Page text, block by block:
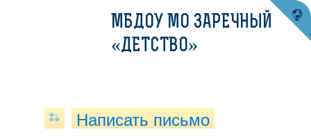
МБДОУ МО ЗАРЕЧНЫЙ
«ДЕТСТВО»
Написать письмо